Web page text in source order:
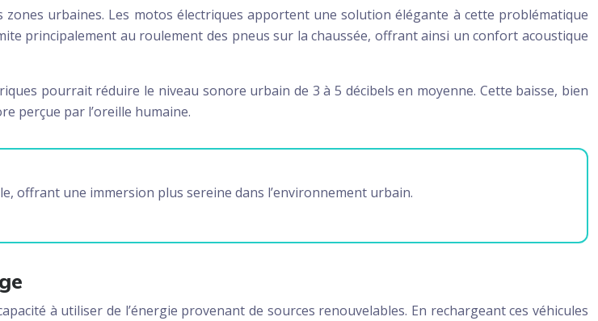
urbaines. Les motos électriques apportent une solution élégante à cette problématique
principalement au roulement des pneus sur la chaussée, offrant ainsi un confort acoustique
pourrait réduire le niveau sonore urbain de 3 à 5 décibels en moyenne. Cette baisse, bien
perçue par l’oreille humaine.
offrant une immersion plus sereine dans l’environnement urbain.
à utiliser de l’énergie provenant de sources renouvelables. En rechargeant ces véhicules